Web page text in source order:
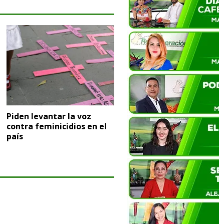
Piden levantar la voz
contra feminicidios en el
país